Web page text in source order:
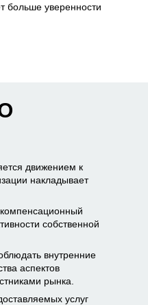
больше уверенности
движением к
накладывает
компенсационный
собственной
внутренние
аспектов
рынка.
услуг